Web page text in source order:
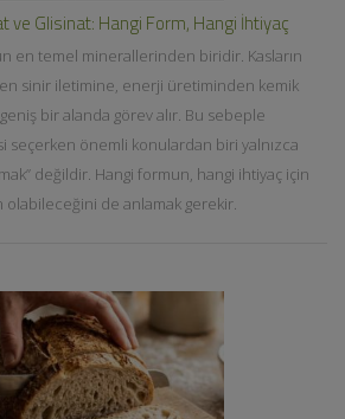
ve Glisinat: Hangi Form, Hangi İhtiyaç
en temel minerallerinden biridir. Kasların
sinir iletimine, enerji üretiminden kemik
geniş bir alanda görev alır. Bu sebeple
seçerken önemli konulardan biri yalnızca
değildir. Hangi formun, hangi ihtiyaç için
olabileceğini de anlamak gerekir.